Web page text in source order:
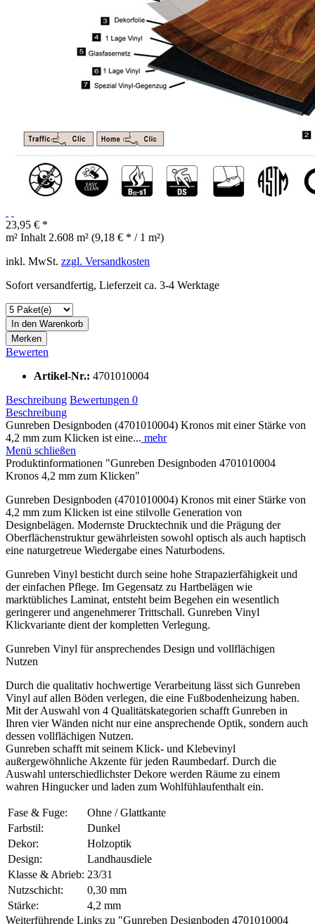
23,95 € *
m² Inhalt 2.608 m² (9,18 € * / 1 m²)
inkl. MwSt. zzgl. Versandkosten
Sofort versandfertig, Lieferzeit ca. 3-4 Werktage
In den Warenkorb
Merken
Bewerten
Artikel-Nr.: 4701010004
Beschreibung Bewertungen 0
Beschreibung
Gunreben Designboden (4701010004) Kronos mit einer Stärke von
4,2 mm zum Klicken ist eine... mehr
Menü schließen
Produktinformationen "Gunreben Designboden 4701010004
Kronos 4,2 mm zum Klicken"
Gunreben Designboden (4701010004) Kronos mit einer Stärke von
4,2 mm zum Klicken ist eine stilvolle Generation von
Designbelägen. Modernste Drucktechnik und die Prägung der
Oberflächenstruktur gewährleisten sowohl optisch als auch haptisch
eine naturgetreue Wiedergabe eines Naturbodens.
Gunreben Vinyl besticht durch seine hohe Strapazierfähigkeit und
der einfachen Pflege. Im Gegensatz zu Hartbelägen wie
marktübliches Laminat, entsteht beim Begehen ein wesentlich
geringerer und angenehmerer Trittschall. Gunreben Vinyl
Klickvariante dient der kompletten Verlegung.
Gunreben Vinyl für ansprechendes Design und vollflächigen
Nutzen
Durch die qualitativ hochwertige Verarbeitung lässt sich Gunreben
Vinyl auf allen Böden verlegen, die eine Fußbodenheizung haben.
Mit der Auswahl von 4 Qualitätskategorien schafft Gunreben in
Ihren vier Wänden nicht nur eine ansprechende Optik, sondern auch
dessen vollflächigen Nutzen.
Gunreben schafft mit seinem Klick- und Klebevinyl
außergewöhnliche Akzente für jeden Raumbedarf. Durch die
Auswahl unterschiedlichster Dekore werden Räume zu einem
wahren Hingucker und laden zum Wohlfühlaufenthalt ein.
Fase & Fuge:
Ohne / Glattkante
Farbstil:
Dunkel
Dekor:
Holzoptik
Design:
Landhausdiele
Klasse & Abrieb: 23/31
Nutzschicht:
0,30 mm
Stärke:
4,2 mm
Weiterführende Links zu "Gunreben Designboden 4701010004